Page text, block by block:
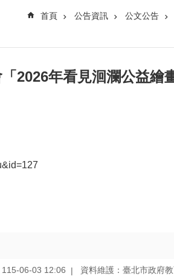
首頁 公告資訊 公文公告
2026年看見洄瀾公益繪
115-06-03 12:06 資料維護：臺北市政府